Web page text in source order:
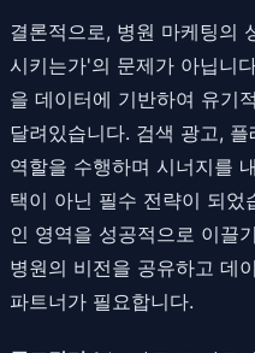
결론적으로, 병원 마케팅의
시키는가'의 문제가 아닙니
을 데이터에 기반하여 유기
달려있습니다. 검색 광고,
역할을 수행하며 시너지를
택이 아닌 필수 전략이 되었
인 영역을 성공적으로 이끌
병원의 비전을 공유하고 데
파트너가 필요합니다.